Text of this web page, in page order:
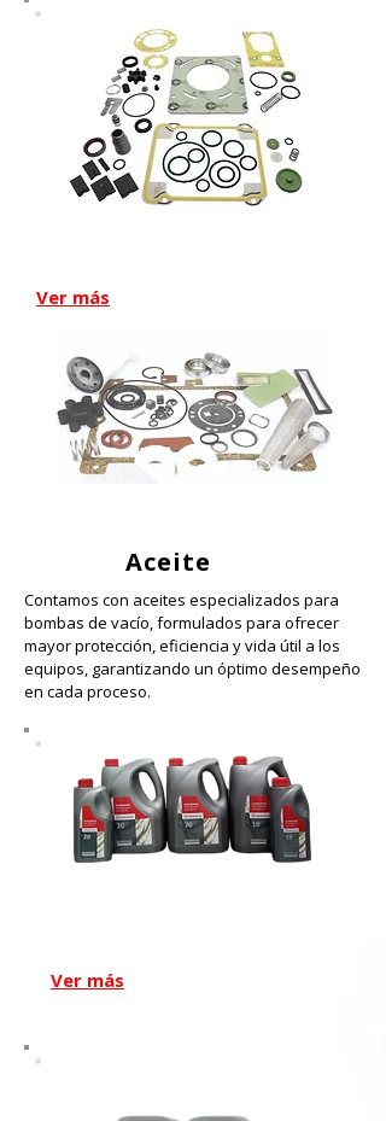
Ver más
Aceite
Contamos con aceites especializados para
bombas de vacío, formulados para ofrecer
mayor protección, eficiencia y vida útil a los
equipos, garantizando un óptimo desempeño
en cada proceso.
Aceite Ultragrade original
Edwards
Ver más